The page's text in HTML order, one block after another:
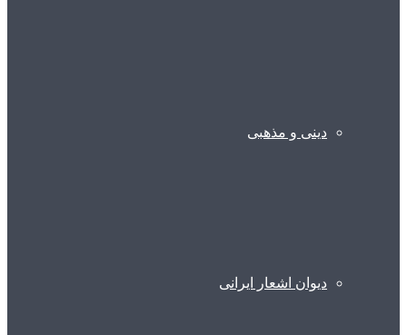
دینی و مذهبی
دیوان اشعار ایرانی